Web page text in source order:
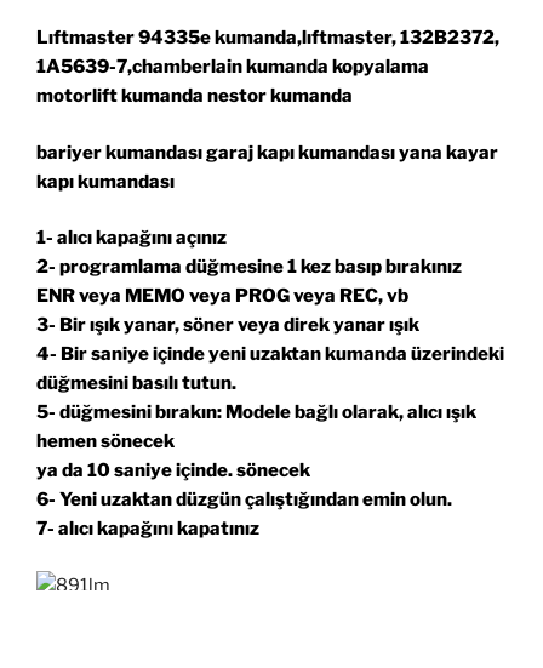
Lıftmaster 94335e kumanda,lıftmaster, 132B2372,
1A5639-7,chamberlain kumanda kopyalama
motorlift kumanda nestor kumanda
bariyer kumandası garaj kapı kumandası yana kayar
kapı kumandası
1- alıcı kapağını açınız
2- programlama düğmesine 1 kez basıp bırakınız
ENR veya MEMO veya PROG veya REC, vb
3- Bir ışık yanar, söner veya direk yanar ışık
4- Bir saniye içinde yeni uzaktan kumanda üzerindeki
düğmesini basılı tutun.
5- düğmesini bırakın: Modele bağlı olarak, alıcı ışık
hemen sönecek
ya da 10 saniye içinde. sönecek
6- Yeni uzaktan düzgün çalıştığından emin olun.
7- alıcı kapağını kapatınız